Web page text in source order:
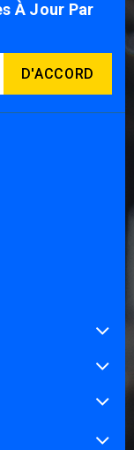
À Jour Par